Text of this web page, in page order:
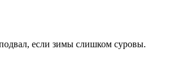
если зимы слишком суровы.